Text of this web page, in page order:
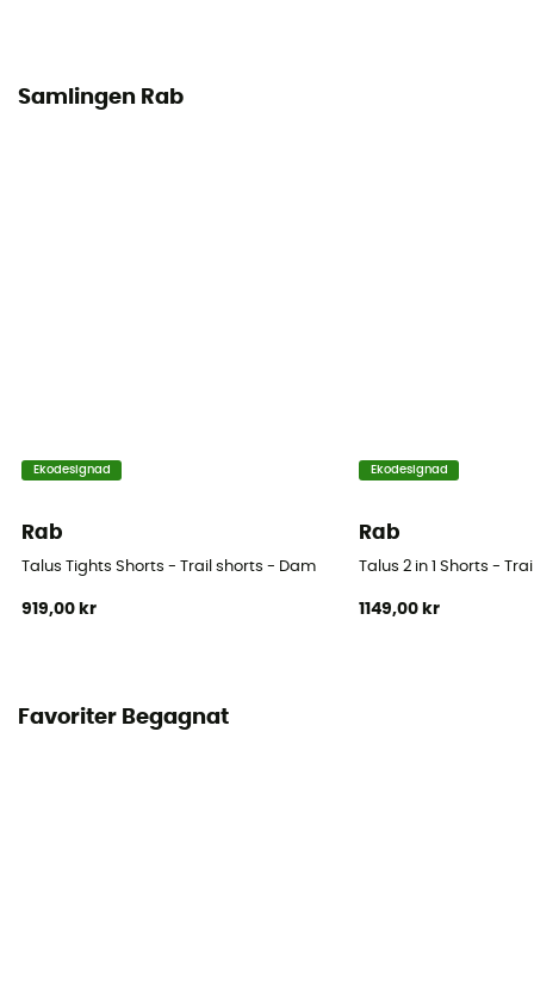
Samlingen Rab
Ekodesignad
Rab
Talus Tights Shorts - Trail shorts - Dam
919,00 kr
Ekodesignad
Rab
Talus 2 in 1 Shorts -
1149,00 kr
Favoriter Begagnat